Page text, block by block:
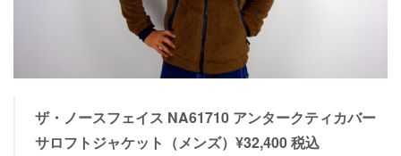
ザ・ノースフェイス NA61710 アンタークティカバー
サロフトジャケット（メンズ）¥32,400 税込